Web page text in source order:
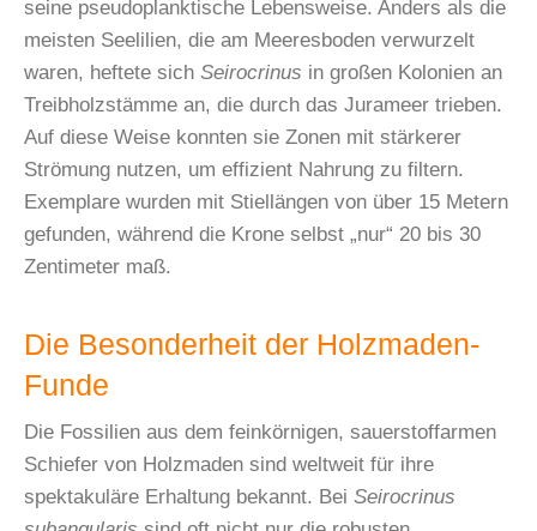
seine pseudoplanktische Lebensweise. Anders als die
meisten Seelilien, die am Meeresboden verwurzelt
waren, heftete sich Seirocrinus in großen Kolonien an
Treibholzstämme an, die durch das Jurameer trieben.
Auf diese Weise konnten sie Zonen mit stärkerer
Strömung nutzen, um effizient Nahrung zu filtern.
Exemplare wurden mit Stiellängen von über 15 Metern
gefunden, während die Krone selbst „nur“ 20 bis 30
Zentimeter maß.
Die Besonderheit der Holzmaden-
Funde
Die Fossilien aus dem feinkörnigen, sauerstoffarmen
Schiefer von Holzmaden sind weltweit für ihre
spektakuläre Erhaltung bekannt. Bei Seirocrinus